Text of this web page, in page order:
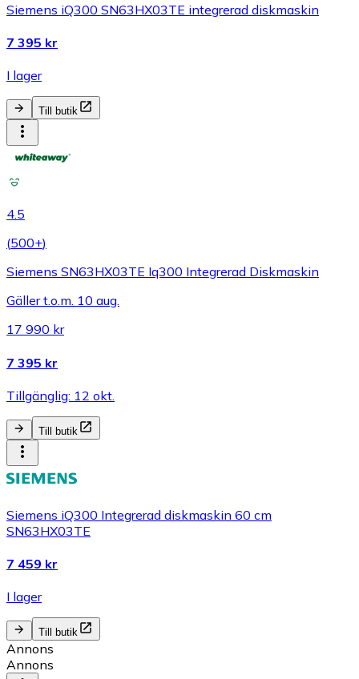
Siemens iQ300 SN63HX03TE integrerad diskmaskin
7 395 kr
I lager
Till butik
4.5
(500+)
Siemens SN63HX03TE Iq300 Integrerad Diskmaskin
Gäller t.o.m. 10 aug.
17 990 kr
7 395 kr
Tillgänglig: 12 okt.
Till butik
Siemens iQ300 Integrerad diskmaskin 60 cm
SN63HX03TE
7 459 kr
I lager
Till butik
Annons
Annons